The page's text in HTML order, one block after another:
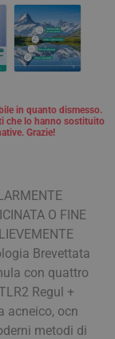
in quanto dismesso.
che lo hanno sostituito
Grazie!
O FINE
Brevettata
con quattro
Regul +
acneico, ocn
metodi di